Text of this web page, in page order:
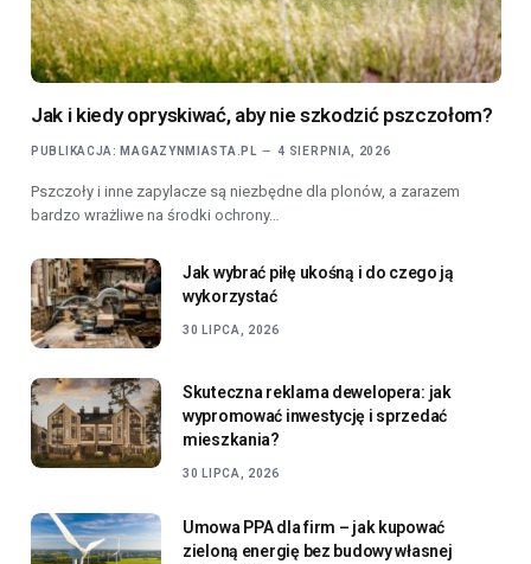
Jak i kiedy opryskiwać, aby nie szkodzić pszczołom?
PUBLIKACJA: MAGAZYNMIASTA.PL 4 SIERPNIA, 2026
Pszczoły i inne zapylacze są niezbędne dla plonów, a zarazem
bardzo wrażliwe na środki ochrony…
Jak wybrać piłę ukośną i do czego ją
wykorzystać
30 LIPCA, 2026
Skuteczna reklama dewelopera: jak
wypromować inwestycję i sprzedać
mieszkania?
30 LIPCA, 2026
Umowa PPA dla firm – jak kupować
zieloną energię bez budowy własnej